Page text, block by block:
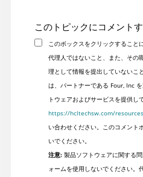
このトピックにコメント
このボックスをクリックすること
代理人ではないこと、また、その
理として情報を提出していないこ
は、パートナーである Four, Inc
トウェアおよびサービスを提供し
https://hcltechsw.com/
い合わせください。このコメント
いでください。
注意:製品ソフトウェアに関する
ォームを使用しないでください。